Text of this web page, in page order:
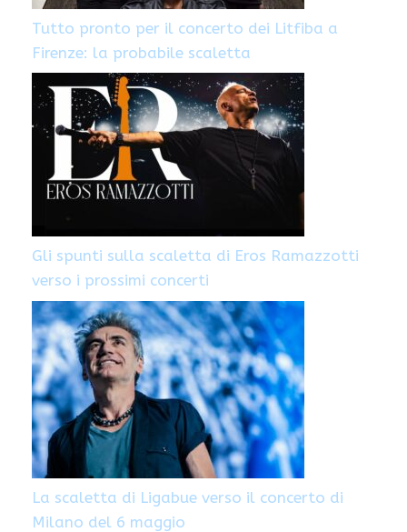
Tutto pronto per il concerto dei Litfiba a
Firenze: la probabile scaletta
Gli spunti sulla scaletta di Eros Ramazzotti
verso i prossimi concerti
La scaletta di Ligabue verso il concerto di
Milano del 6 maggio